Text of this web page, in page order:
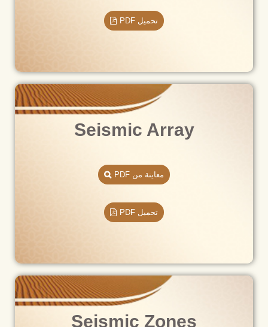
تحميل PDF
Seismic Array
معاينة من PDF
تحميل PDF
Seismic Zones